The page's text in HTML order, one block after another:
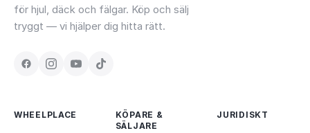
för hjul, däck och fälgar. Köp och sälj
tryggt — vi hjälper dig hitta rätt.
WHEELPLACE
KÖPARE &
SÄLJARE
JURIDISKT